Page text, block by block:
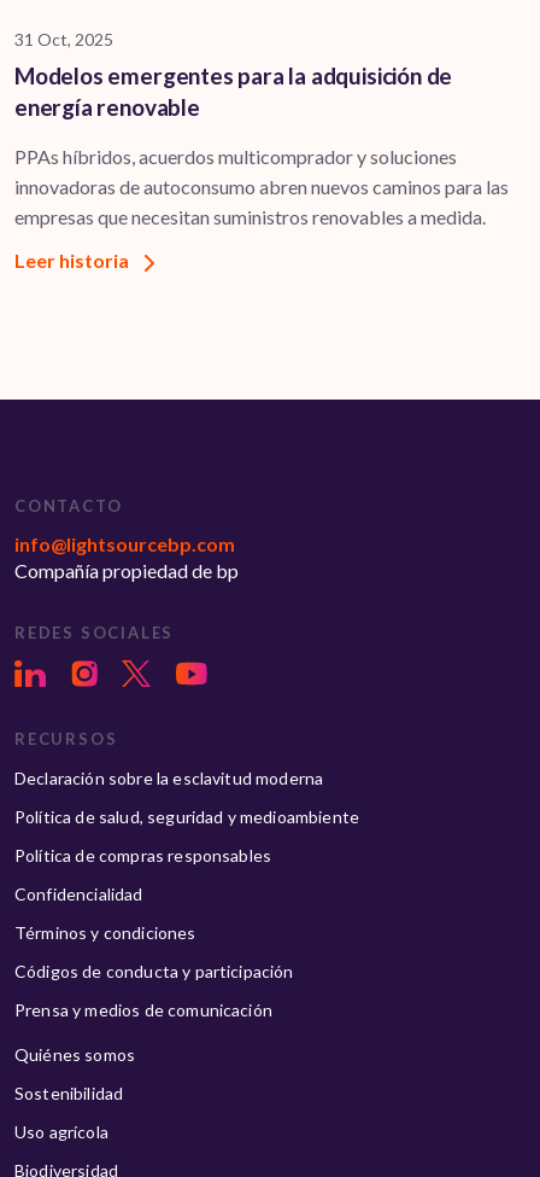
31 Oct, 2025
Modelos emergentes para la adquisición de
energía renovable
PPAs híbridos, acuerdos multicomprador y soluciones
innovadoras de autoconsumo abren nuevos caminos para las
empresas que necesitan suministros renovables a medida.
Leer historia
CONTACTO
info@lightsourcebp.com
Compañía propiedad de bp
REDES SOCIALES
RECURSOS
Declaración sobre la esclavitud moderna
Política de salud, seguridad y medioambiente
Política de compras responsables
Confidencialidad
Términos y condiciones
Códigos de conducta y participación
Prensa y medios de comunicación
Quiénes somos
Sostenibilidad
Uso agrícola
Biodiversidad